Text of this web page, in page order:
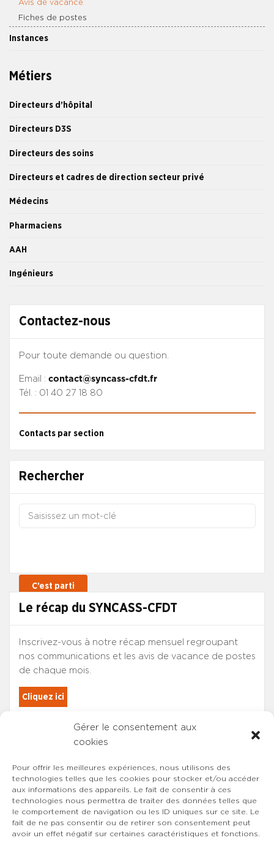
Gérer le consentement aux
cookies
Pour offrir les meilleures expériences, nous utilisons des
technologies telles que les cookies pour stocker et/ou accéder
aux informations des appareils. Le fait de consentir à ces
technologies nous permettra de traiter des données telles que
le comportement de navigation ou les ID uniques sur ce site. Le
fait de ne pas consentir ou de retirer son consentement peut
avoir un effet négatif sur certaines caractéristiques et fonctions.
Avis de vacance
Fiches de postes
Instances
Métiers
Directeurs d’hôpital
Directeurs D3S
Directeurs des soins
Directeurs et cadres de direction secteur privé
Médecins
Pharmaciens
AAH
Ingénieurs
Contactez-nous
Pour toute demande ou question.
Email : contact@syncass-cfdt.fr
Tél. : 01 40 27 18 80
Contacts par section
Rechercher
Le récap du SYNCASS-CFDT
Inscrivez-vous à notre récap mensuel regroupant
nos communications et les avis de vacance de postes
de chaque mois.
Cliquez ici
Les adhérents du SYNCASS-CFDT
sont automatiquement inscrits.